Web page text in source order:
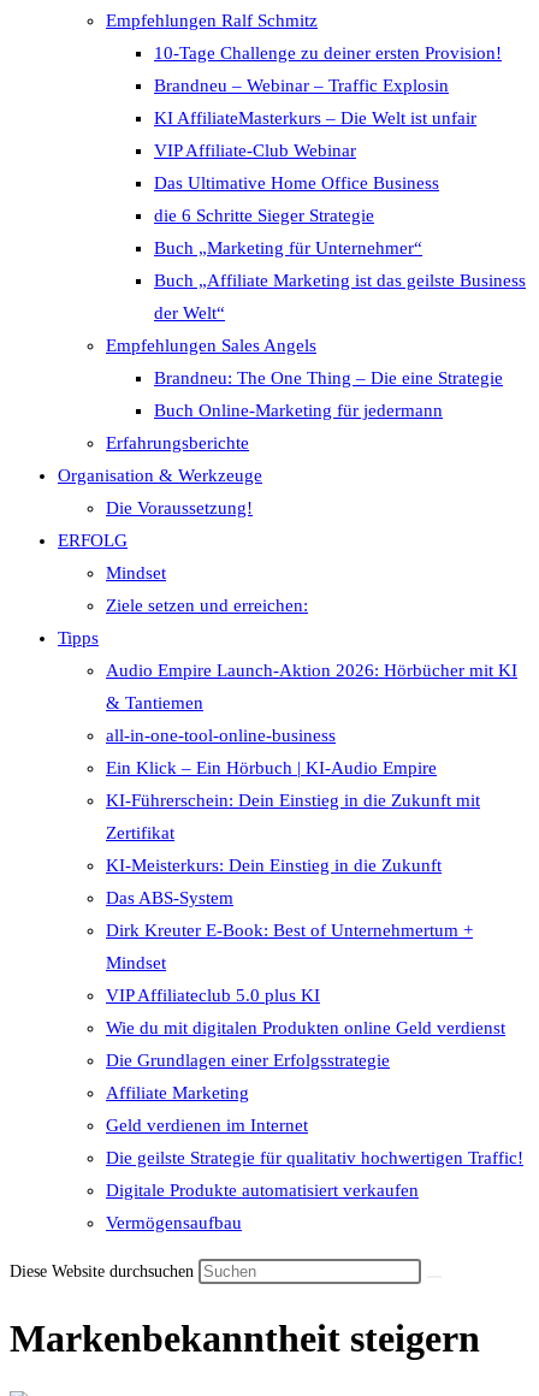
Empfehlungen Ralf Schmitz
10-Tage Challenge zu deiner ersten Provision!
Brandneu – Webinar – Traffic Explosin
KI AffiliateMasterkurs – Die Welt ist unfair
VIP Affiliate-Club Webinar
Das Ultimative Home Office Business
die 6 Schritte Sieger Strategie
Buch „Marketing für Unternehmer“
Buch „Affiliate Marketing ist das geilste Business
der Welt“
Empfehlungen Sales Angels
Brandneu: The One Thing – Die eine Strategie
Buch Online-Marketing für jedermann
Erfahrungsberichte
Organisation & Werkzeuge
Die Voraussetzung!
ERFOLG
Mindset
Ziele setzen und erreichen:
Tipps
Audio Empire Launch-Aktion 2026: Hörbücher mit KI
& Tantiemen
all-in-one-tool-online-business
Ein Klick – Ein Hörbuch | KI‑Audio Empire
KI-Führerschein: Dein Einstieg in die Zukunft mit
Zertifikat
KI-Meisterkurs: Dein Einstieg in die Zukunft
Das ABS-System
Dirk Kreuter E-Book: Best of Unternehmertum +
Mindset
VIP Affiliateclub 5.0 plus KI
Wie du mit digitalen Produkten online Geld verdienst
Die Grundlagen einer Erfolgsstrategie
Affiliate Marketing
Geld verdienen im Internet
Die geilste Strategie für qualitativ hochwertigen Traffic!
Digitale Produkte automatisiert verkaufen
Vermögensaufbau
Diese Website durchsuchen
Markenbekanntheit steigern